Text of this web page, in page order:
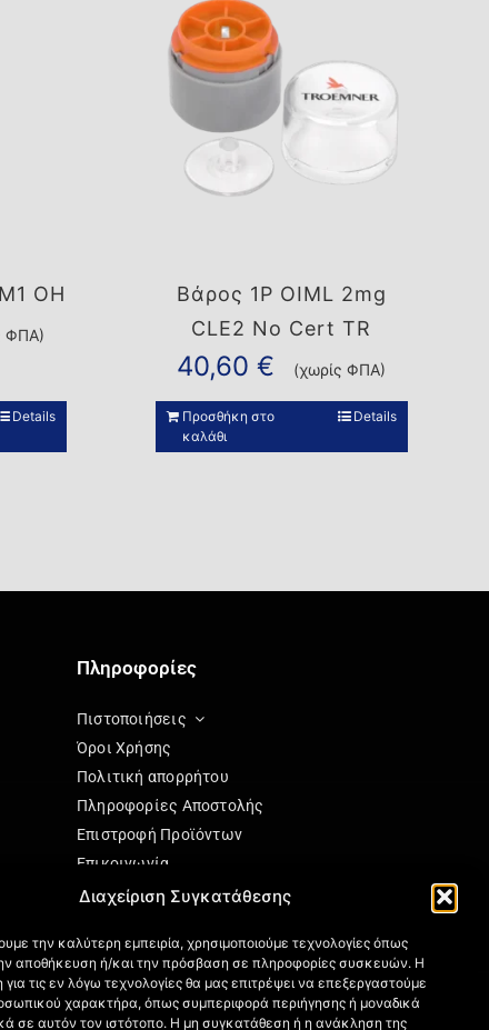
Διαχείριση Συγκατάθεσης
την καλύτερη εμπειρία, χρησιμοποιούμε τεχνολογίες όπως
αποθήκευση ή/και την πρόσβαση σε πληροφορίες συσκευών. Η
τις εν λόγω τεχνολογίες θα μας επιτρέψει να επεξεργαστούμε
χαρακτήρα, όπως συμπεριφορά περιήγησης ή μοναδικά
σε αυτόν τον ιστότοπο. Η μη συγκατάθεση ή η ανάκληση της
OH
ΦΠΑ)
Details
Βάρος 1P OIML 2mg
CLE2 No Cert TR
40,60€ (χωρίς ΦΠΑ)
Προσθήκη στο
καλάθι
Details
Πληροφορίες
Πιστοποιήσεις
Όροι Χρήσης
Πολιτική απορρήτου
Πληροφορίες Αποστολής
Επιστροφή Προϊόντων
Επικοινωνία
Πολιτική Cookies (ΕΕ)